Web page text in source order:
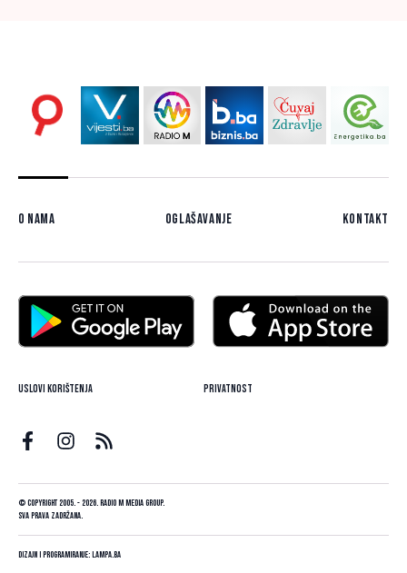
O nama Oglašavanje Kontakt
Uslovi korištenja Privatnost
© Copyright 2005. - 2026. Radio M Media Group.
Sva prava zadržana.
Dizajn i programiranje:Lampa.ba